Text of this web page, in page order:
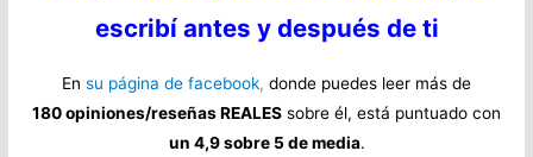
escribí antes y después de ti
En su página de facebook, donde puedes leer más de
180 opiniones/reseñas REALES sobre él, está puntuado con
un 4,9 sobre 5 de media.